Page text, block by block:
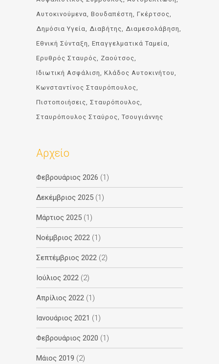
Αυτοκινούμενα
Βουδαπέστη
Γκέρτσος
Δημόσια Υγεία
Διαβήτης
Διαμεσολάβηση
Εθνική Σύνταξη
Επαγγελματικά Ταμεία
Ερυθρός Σταυρός
Ζαούτσος
Ιδιωτική Ασφάλιση
Κλάδος Αυτοκινήτου
Κωνσταντίνος Σταυρόπουλος
Πιστοποιήσεις
Σταυρόπουλος
Σταυρόπουλος Σταύρος
Τσουγιάννης
Αρχείο
Φεβρουάριος 2026 (1)
Δεκέμβριος 2025 (1)
Μάρτιος 2025 (1)
Νοέμβριος 2022 (1)
Σεπτέμβριος 2022 (2)
Ιούλιος 2022 (2)
Απρίλιος 2022 (1)
Ιανουάριος 2021 (1)
Φεβρουάριος 2020 (1)
Μάιος 2019 (2)